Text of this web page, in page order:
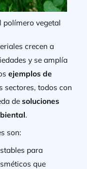
polímero vegetal
crecen a
y se amplía
ejemplos de
sectores, todos con
de soluciones
.
son:
para
que